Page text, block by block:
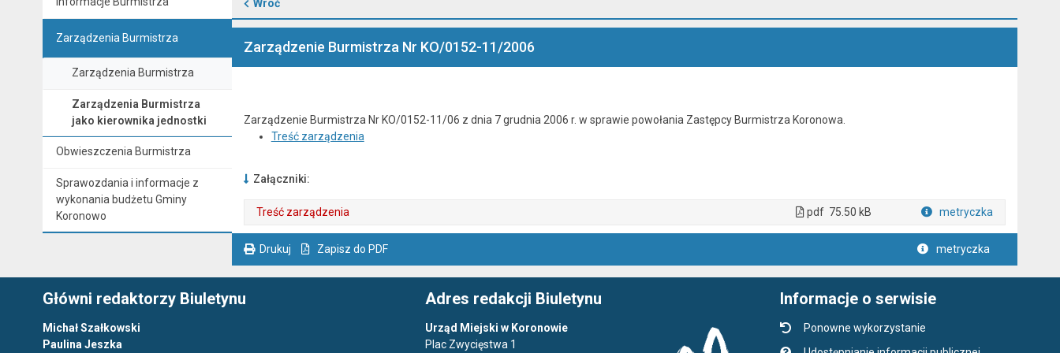
Zarządzenia Burmistrza
Zarządzenia Burmistrza
Zarządzenia Burmistrza
jako kierownika jednostki
Obwieszczenia Burmistrza
Sprawozdania i informacje z
wykonania budżetu Gminy
Koronowo
Wróć
Zarządzenie Burmistrza Nr KO/0152-11/2006
Zarządzenie Burmistrza Nr KO/0152-11/06 z dnia 7 grudnia 2006 r. w sprawie powołania Zastępcy Burmistrza Koronowa.
Treść zarządzenia
Załączniki:
Treść zarządzenia pdf 75.50 kB metryczka
Drukuj Zapisz do PDF metryczka
Główni redaktorzy Biuletynu
Michał Szałkowski
Paulina Jeszka
Adres redakcji Biuletynu
Urząd Miejski w Koronowie
Plac Zwycięstwa 1
Informacje o serwisie
Ponowne wykorzystanie